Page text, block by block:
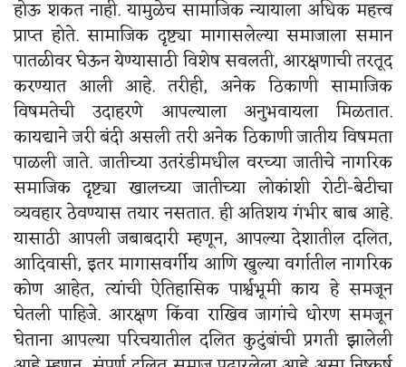
होऊ शकत नाही. यामुळेच सामाजिक न्यायाला अधिक महत्त्व
प्राप्त होते. सामाजिक दृष्ट्या मागासलेल्या समाजाला समान
पातळीवर घेऊन येण्यासाठी विशेष सवलती, आरक्षणाची तरतूद
करण्यात आली आहे. तरीही, अनेक ठिकाणी सामाजिक
विषमतेची उदाहरणे आपल्याला अनुभवायला मिळतात.
कायद्याने जरी बंदी असली तरी अनेक ठिकाणी जातीय विषमता
पाळली जाते. जातीच्या उतरंडीमधील वरच्या जातीचे नागरिक
समाजिक दृष्ट्या खालच्या जातीच्या लोकांशी रोटी-बेटीचा
व्यवहार ठेवण्यास तयार नसतात. ही अतिशय गंभीर बाब आहे.
यासाठी आपली जबाबदारी म्हणून, आपल्या देशातील दलित,
आदिवासी, इतर मागासवर्गीय आणि खुल्या वर्गातील नागरिक
कोण आहेत, त्यांची ऐतिहासिक पार्श्वभूमी काय हे समजून
घेतली पाहिजे. आरक्षण किंवा राखिव जागांचे धोरण समजून
घेताना आपल्या परिचयातील दलित कुटुंबांची प्रगती झालेली